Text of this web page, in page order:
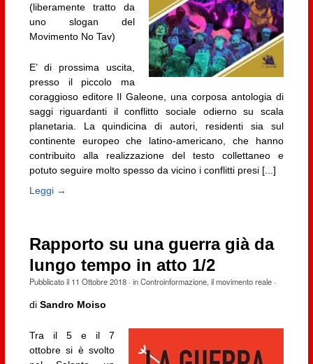
(liberamente tratto da
uno slogan del
Movimento No Tav)
E’ di prossima uscita,
presso il piccolo ma
coraggioso editore Il Galeone, una corposa antologia di
saggi riguardanti il conflitto sociale odierno su scala
planetaria. La quindicina di autori, residenti sia sul
continente europeo che latino-americano, che hanno
contribuito alla realizzazione del testo collettaneo e
potuto seguire molto spesso da vicino i conflitti presi [...]
Leggi →
Rapporto su una guerra già da
lungo tempo in atto 1/2
Pubblicato il 11 Ottobre 2018· inControinformazione, il movimento reale·
di Sandro Moiso
Tra il 5 e il 7
ottobre si è svolto